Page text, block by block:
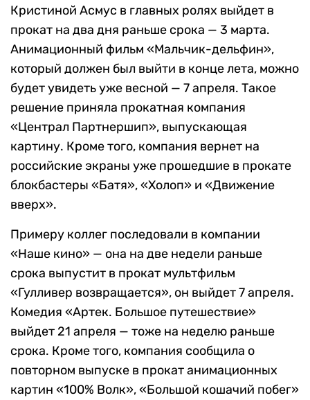
Кристиной Асмус в главных ролях выйдет в
прокат на два дня раньше срока — 3 марта.
Анимационный фильм «Мальчик-дельфин»,
который должен был выйти в конце лета, можно
будет увидеть уже весной — 7 апреля. Такое
решение приняла прокатная компания
«Централ Партнершип», выпускающая
картину. Кроме того, компания вернет на
российские экраны уже прошедшие в прокате
блокбастеры «Батя», «Холоп» и «Движение
вверх».
Примеру коллег последовали в компании
«Наше кино» — она на две недели раньше
срока выпустит в прокат мультфильм
«Гулливер возвращается», он выйдет 7 апреля.
Комедия «Артек. Большое путешествие»
выйдет 21 апреля — тоже на неделю раньше
срока. Кроме того, компания сообщила о
повторном выпуске в прокат анимационных
картин «100% Волк», «Большой кошачий побег»